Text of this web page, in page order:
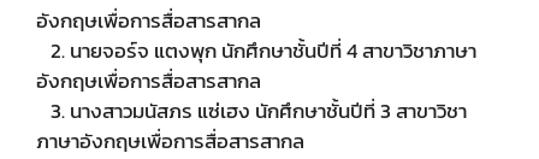
อังกฤษเพื่อการสื่อสารสากล
2. นายจอร์จ แตงพุก นักศึกษาชั้นปีที่ 4 สาขาวิชาภาษา
อังกฤษเพื่อการสื่อสารสากล
3. นางสาวมนัสภร แซ่เฮง นักศึกษาชั้นปีที่ 3 สาขาวิชา
ภาษาอังกฤษเพื่อการสื่อสารสากล